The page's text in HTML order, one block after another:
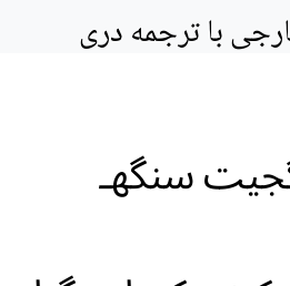
با ترجمه دری
سنگهـ